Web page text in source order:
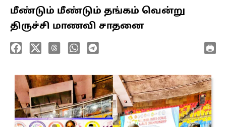
மீண்டும் மீண்டும் தங்கம் வென்று
திருச்சி மாணவி சாதனை